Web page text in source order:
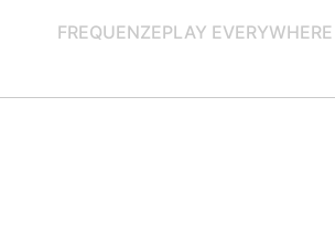
FREQUENZEPLAY EVERYWHERE